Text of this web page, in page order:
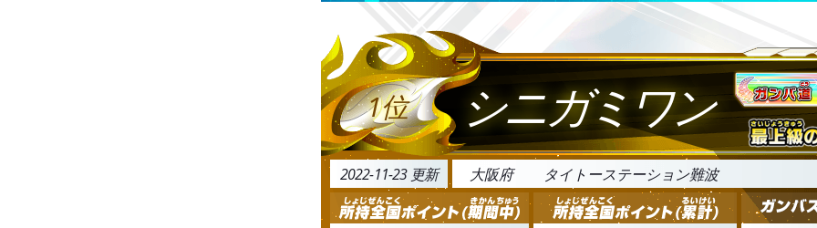
1位 シニガミワン
2022-11-23 更新 大阪府 タイトーステーション難波